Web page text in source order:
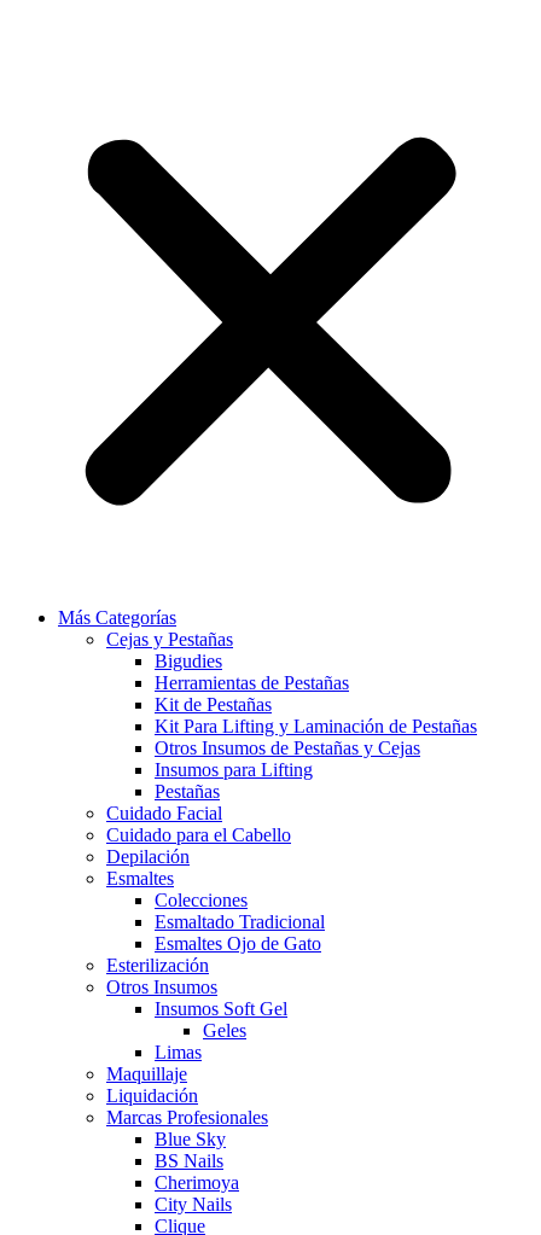
Más Categorías
Cejas y Pestañas
Bigudies
Herramientas de Pestañas
Kit de Pestañas
Kit Para Lifting y Laminación de Pestañas
Otros Insumos de Pestañas y Cejas
Insumos para Lifting
Pestañas
Cuidado Facial
Cuidado para el Cabello
Depilación
Esmaltes
Colecciones
Esmaltado Tradicional
Esmaltes Ojo de Gato
Esterilización
Otros Insumos
Insumos Soft Gel
Geles
Limas
Maquillaje
Liquidación
Marcas Profesionales
Blue Sky
BS Nails
Cherimoya
City Nails
Clique